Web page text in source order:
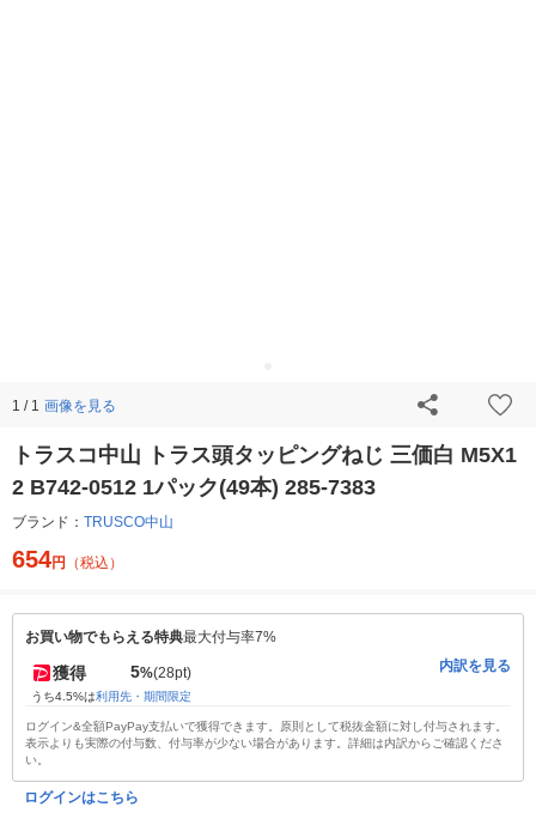
1 / 1 画像を見る
トラスコ中山 トラス頭タッピングねじ 三価白 M5X1
2 B742-0512 1パック(49本) 285-7383
ブランド： TRUSCO中山
654円 （税込）
お買い物でもらえる特典最大付与率7%
獲得 5%(28pt)
うち4.5%は利用先・期間限定
内訳を見る
ログイン&全額PayPay支払いで獲得できます。原則として税抜金額に対し付与されます。
表示よりも実際の付与数、付与率が少ない場合があります。詳細は内訳からご確認くださ
い。
ログインはこちら